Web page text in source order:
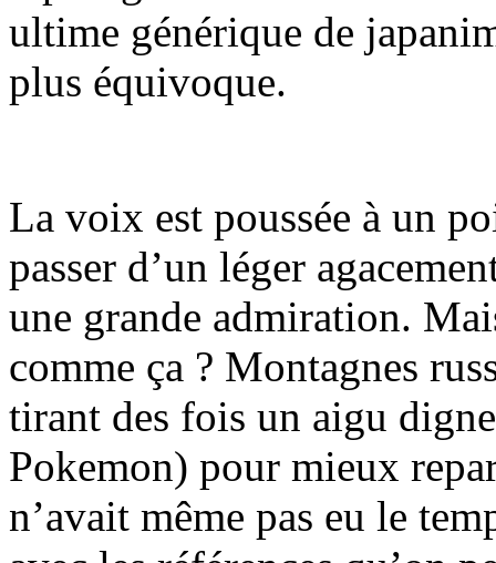
ultime générique de
plus équivoque.
La voix est poussée à un
passer d’un léger
une grande admiration.
comme ça ? Montagnes
tirant des fois un aigu
Pokemon) pour mieux
n’avait même pas eu le